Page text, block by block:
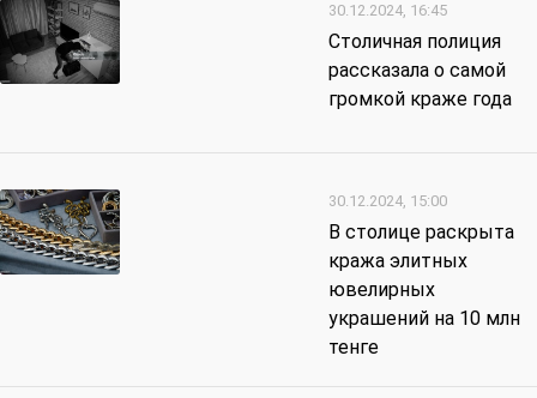
30.12.2024, 16:45
Столичная полиция
рассказала о самой
громкой краже года
30.12.2024, 15:00
В столице раскрыта
кража элитных
ювелирных
украшений на 10 млн
тенге